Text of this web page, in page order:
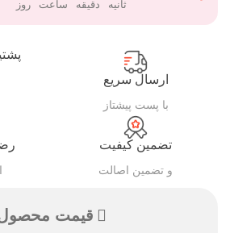
روز
ساعت
دقیقه
ثانیه
ارسال سریع
با پست پیشتاز
تضمین کیفیت
و تضمین اصالت
قیمت